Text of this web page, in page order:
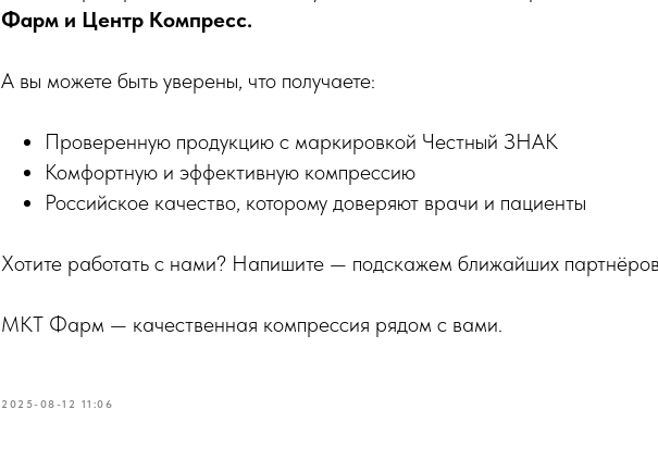
Фарм и Центр Компресс.
А вы можете быть уверены, что получаете:
Проверенную продукцию с маркировкой Честный ЗНАК
Комфортную и эффективную компрессию
Российское качество, которому доверяют врачи и пациенты
Хотите работать с нами? Напишите — подскажем ближайших
МКТ Фарм — качественная компрессия рядом с вами.
2025-08-12 11:06